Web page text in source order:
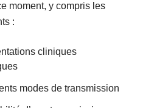
moment, y compris les
:
cliniques
modes de transmission